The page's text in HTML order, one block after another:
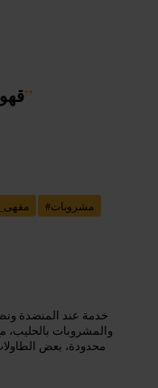
”
#مشروبات
خدمة عند المنضدة
والمشروبات بالحليب،
محدودة، بعض